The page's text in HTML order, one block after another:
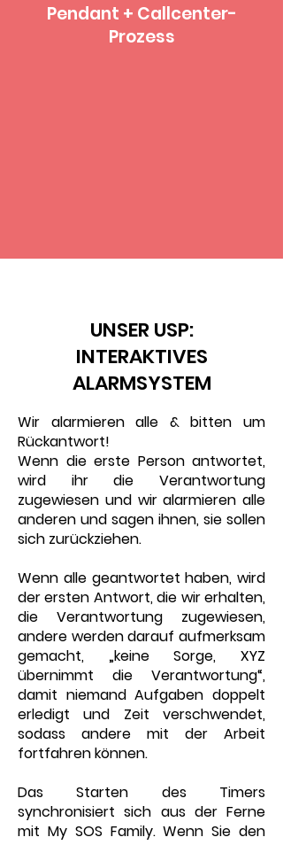
Pendant + Callcenter-
Prozess
UNSER USP:
INTERAKTIVES
ALARMSYSTEM
Wir alarmieren alle & bitten um
Rückantwort!
Wenn die erste Person antwortet,
wird ihr die Verantwortung
zugewiesen und wir alarmieren alle
anderen und sagen ihnen, sie sollen
sich zurückziehen.
Wenn alle geantwortet haben, wird
der ersten Antwort, die wir erhalten,
die Verantwortung zugewiesen,
andere werden darauf aufmerksam
gemacht, „keine Sorge, XYZ
übernimmt die Verantwortung“,
damit niemand Aufgaben doppelt
erledigt und Zeit verschwendet,
sodass andere mit der Arbeit
fortfahren können.
Das Starten des Timers
synchronisiert sich aus der Ferne
mit My SOS Family. Wenn Sie den